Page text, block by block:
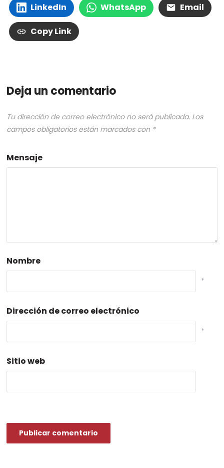
LinkedIn WhatsApp Email
Copy Link
Deja un comentario
Tu dirección de correo electrónico no será publicada. Los
campos obligatorios están marcados con *
Mensaje
Nombre
*
Dirección de correo electrónico
*
Sitio web